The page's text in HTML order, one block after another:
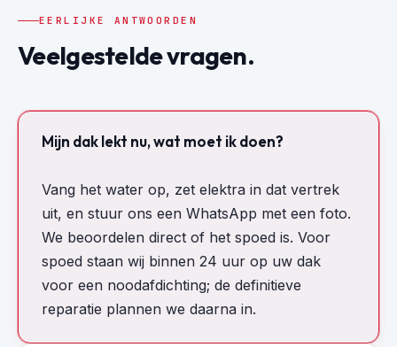
EERLIJKE ANTWOORDEN
Veelgestelde vragen.
Mijn dak lekt nu, wat moet ik doen?
Vang het water op, zet elektra in dat vertrek
uit, en stuur ons een WhatsApp met een foto.
We beoordelen direct of het spoed is. Voor
spoed staan wij binnen 24 uur op uw dak
voor een noodafdichting; de definitieve
reparatie plannen we daarna in.